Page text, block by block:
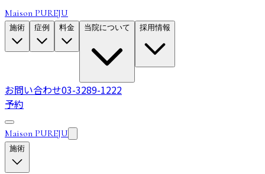
Maison PUREJU
施術 症例 料金 当院について 採用情報
お問い合わせ03-3289-1222
予約
Maison PUREJU
施術